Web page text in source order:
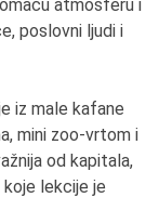
atmosferu i
poslovni ljudi i
iz male kafane
mini zoo-vrtom i
od kapitala,
lekcije je